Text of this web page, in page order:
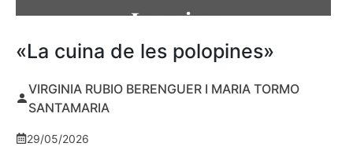
«La cuina de les polopines»
VIRGINIA RUBIO BERENGUER I MARIA TORMO
SANTAMARIA
29/05/2026